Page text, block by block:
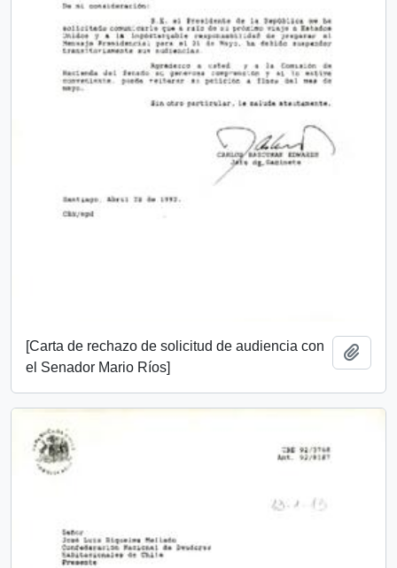
[Carta de rechazo de solicitud de audiencia con
el Senador Mario Ríos]